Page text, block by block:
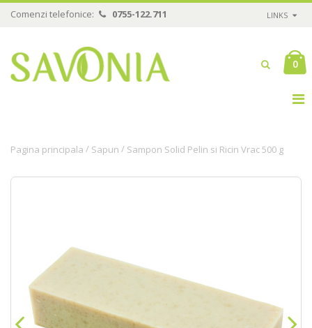
Comenzi telefonice: 0755-122.711 LINKS
0
Pagina principala / Sapun / Sampon Solid Pelin si Ricin Vrac 500 g